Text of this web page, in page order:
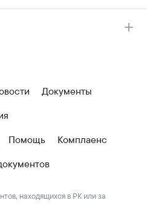
Документы
Помощь
Комплаенс
находящихся в РК или за